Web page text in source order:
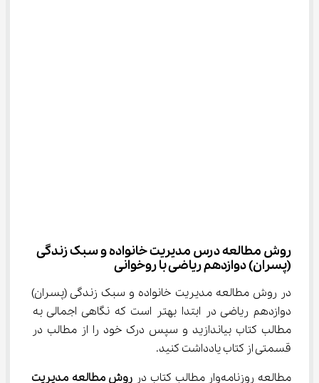
روش مطالعه درس مدیریت خانواده و سبک زندگی
(پسران) دوازدهم ریاضی با روخوانی
در روش مطالعه مدیریت خانواده و سبک زندگی (پسران)
دوازدهم ریاضی در ابتدا بهتر است که نگاهی اجمالی به
مطالب کتاب بیاندازید و سپس درک خود را از مطالب در
قسمتی از کتاب یادداشت کنید.
مطالعه روزنامه‌وار مطالب کتاب در
روش مطالعه مدیریت